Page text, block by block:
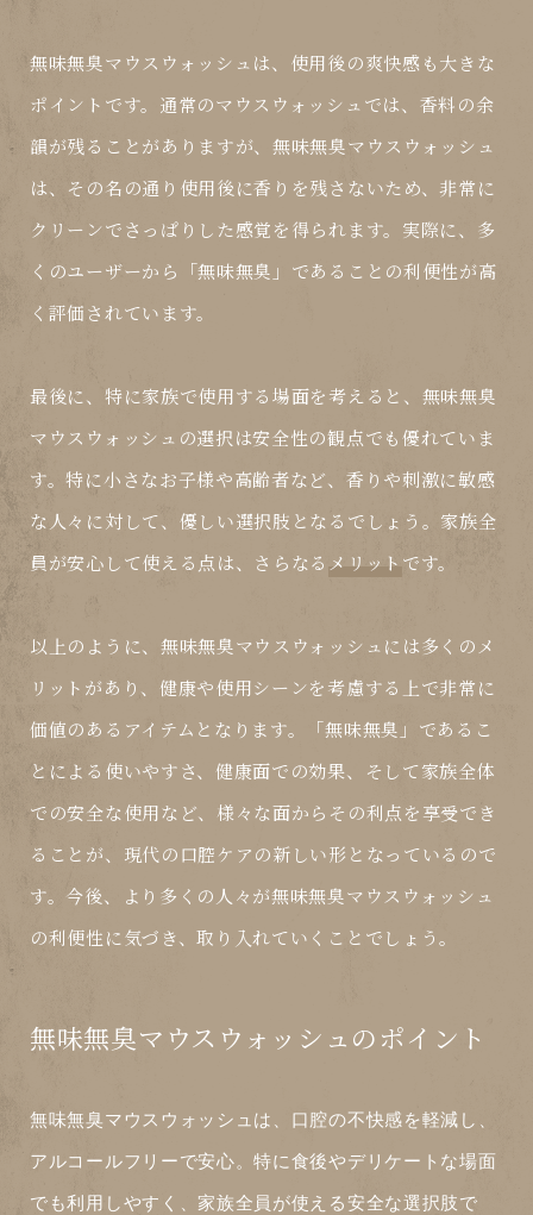
無味無臭マウスウォッシュは、使用後の爽快感も大きな
ポイントです。通常のマウスウォッシュでは、香料の余
韻が残ることがありますが、無味無臭マウスウォッシュ
は、その名の通り使用後に香りを残さないため、非常に
クリーンでさっぱりした感覚を得られます。実際に、多
くのユーザーから「無味無臭」であることの利便性が高
く評価されています。
最後に、特に家族で使用する場面を考えると、無味無臭
マウスウォッシュの選択は安全性の観点でも優れていま
す。特に小さなお子様や高齢者など、香りや刺激に敏感
な人々に対して、優しい選択肢となるでしょう。家族全
員が安心して使える点は、さらなる メリット です。
以上のように、無味無臭マウスウォッシュには多くのメ
リットがあり、健康や使用シーンを考慮する上で非常に
価値のあるアイテムとなります。「無味無臭」であるこ
とによる使いやすさ、健康面での効果、そして家族全体
での安全な使用など、様々な面からその利点を享受でき
ることが、現代の口腔ケアの新しい形となっているので
す。今後、より多くの人々が無味無臭マウスウォッシュ
の利便性に気づき、取り入れていくことでしょう。
無味無臭マウスウォッシュのポイント
無味無臭マウスウォッシュは、口腔の不快感を軽減し、
アルコールフリーで安心。特に食後やデリケートな場面
でも利用しやすく、家族全員が使える安全な選択肢で